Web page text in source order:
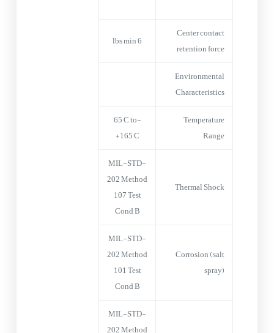
Center contact
retention force
6 lbs min
Environmental
Characteristics
Temperature
Range
-65°C to
+165°C
Thermal Shock
MIL-STD-
202 Method
107 Test
Cond B
Corrosion (salt
spray)
MIL-STD-
202 Method
101 Test
Cond B
MIL-STD-
202 Method